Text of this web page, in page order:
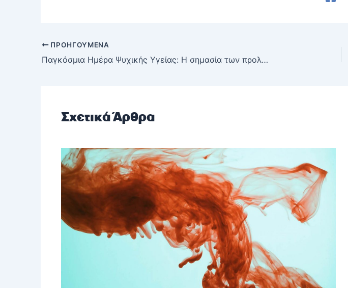
ΠΡΟΗΓΟΎΜΕΝΑ
Παγκόσμια Ημέρα Ψυχικής Υγείας: Η σημασία των προληπτικών εξετάσεων
Σχετικά Άρθρα